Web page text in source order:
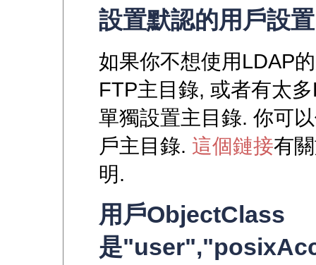
設置默認的用戶設置
如果你不想使用LDAP
FTP主目錄, 或者有太
單獨設置主目錄. 你可
戶主目錄. 這個鏈接有
明.
用戶ObjectClass
是